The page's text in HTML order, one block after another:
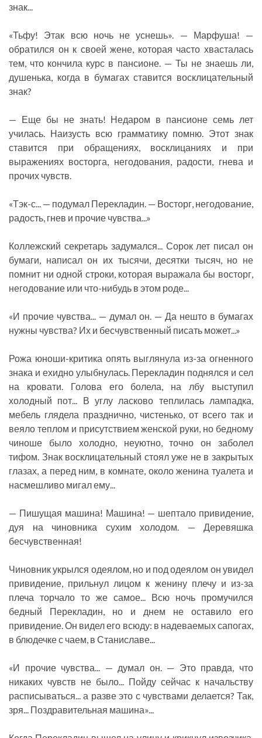
знак...
«Тьфу! Этак всю ночь не уснешь». — Марфуша! —
обратился он к своей жене, которая часто хвасталась
тем, что кончила курс в пансионе. — Ты не знаешь ли,
душенька, когда в бумагах ставится восклицательный
знак?
— Еще бы не знать! Недаром в пансионе семь лет
училась. Наизусть всю грамматику помню. Этот знак
ставится при обращениях, восклицаниях и при
выражениях восторга, негодования, радости, гнева и
прочих чувств.
«Тэк-с... — подумал Перекладин. — Восторг, негодование,
радость, гнев и прочие чувства...»
Коллежский секретарь задумался... Сорок лет писал он
бумаги, написал он их тысячи, десятки тысяч, но не
помнит ни одной строки, которая выражала бы восторг,
негодование или что-нибудь в этом роде...
«И прочие чувства... — думал он. — Да нешто в бумагах
нужны чувства? Их и бесчувственный писать может...»
Рожа юноши-критика опять выглянула из-за огненного
знака и ехидно улыбнулась. Перекладин поднялся и сел
на кровати. Голова его болела, на лбу выступил
холодный пот... В углу ласково теплилась лампадка,
мебель глядела празднично, чистенько, от всего так и
веяло теплом и присутствием женской руки, но бедному
чиноше было холодно, неуютно, точно он заболел
тифом. Знак восклицательный стоял уже не в закрытых
глазах, а перед ним, в комнате, около женина туалета и
насмешливо мигал ему...
— Пишущая машина! Машина! — шептало привидение,
дуя на чиновника сухим холодом. — Деревяшка
бесчувственная!
Чиновник укрылся одеялом, но и под одеялом он увидел
привидение, прильнул лицом к женину плечу и из-за
плеча торчало то же самое... Всю ночь промучился
бедный Перекладин, но и днем не оставило его
привидение. Он видел его всюду: в надеваемых сапогах,
в блюдечке с чаем, в Станиславе...
«И прочие чувства... — думал он. — Это правда, что
никаких чувств не было... Пойду сейчас к начальству
расписываться... а разве это с чувствами делается? Так,
зря... Поздравительная машина»...